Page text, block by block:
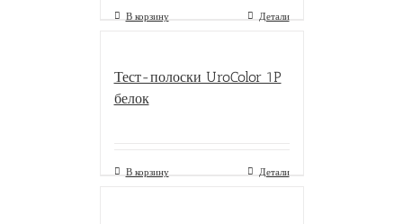
В корзину Детали
Тест-полоски UroColor 1P
белок
В корзину Детали